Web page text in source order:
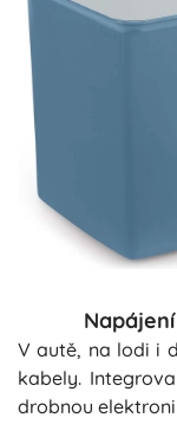
V autě, na lodi i
kabely.
drobnou